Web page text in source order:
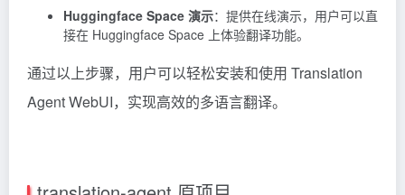
Huggingface Space 演示：提供在线演示，用户可以直
接在 Huggingface Space 上体验翻译功能。
通过以上步骤，用户可以轻松安装和使用 Translation
Agent WebUI，实现高效的多语言翻译。